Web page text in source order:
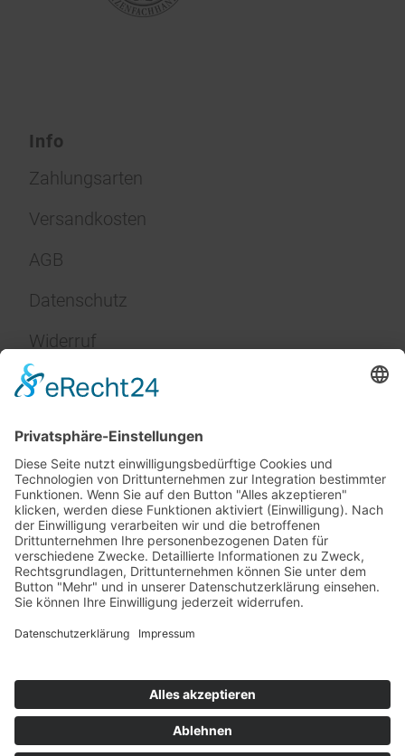
Info
Zahlungsarten
Versandkosten
AGB
Datenschutz
Widerruf
Impressum
Service
FAQ
Zahlungsarten